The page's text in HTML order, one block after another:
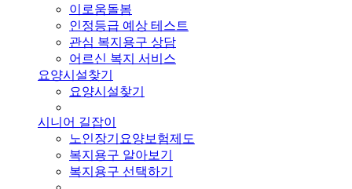
이로움돌봄
인정등급 예상 테스트
관심 복지용구 상담
어르신 복지 서비스
요양시설찾기
요양시설찾기
시니어 길잡이
노인장기요양보험제도
복지용구 알아보기
복지용구 선택하기